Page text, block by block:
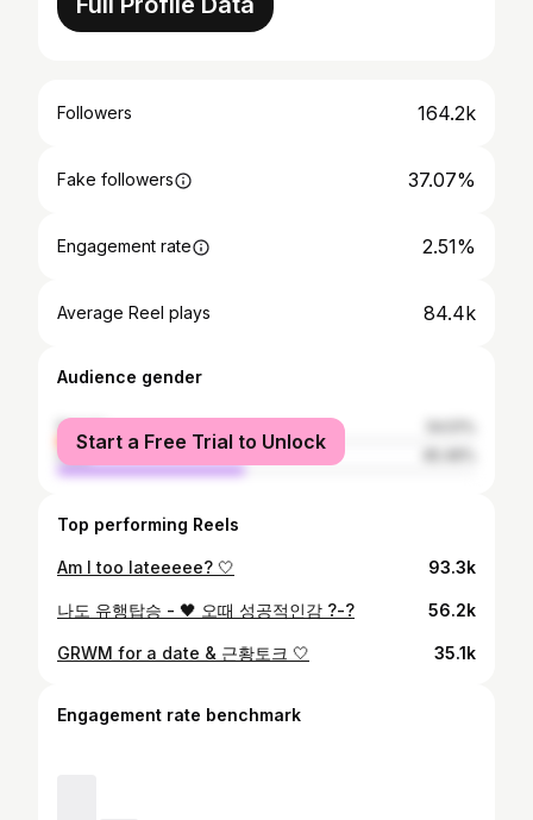
Followers 164.2k
Fake followers 37.07%
Engagement rate 2.51%
Average Reel plays 84.4k
Audience gender
female
male
Start a Free Trial to Unlock
Top performing Reels
Am I too lateeeee? 🤍 93.3k
나도 유행탑승 - 🖤 오때 성공적인감 ?-? 56.2k
GRWM for a date & 근황토크 🤍 35.1k
Engagement rate benchmark